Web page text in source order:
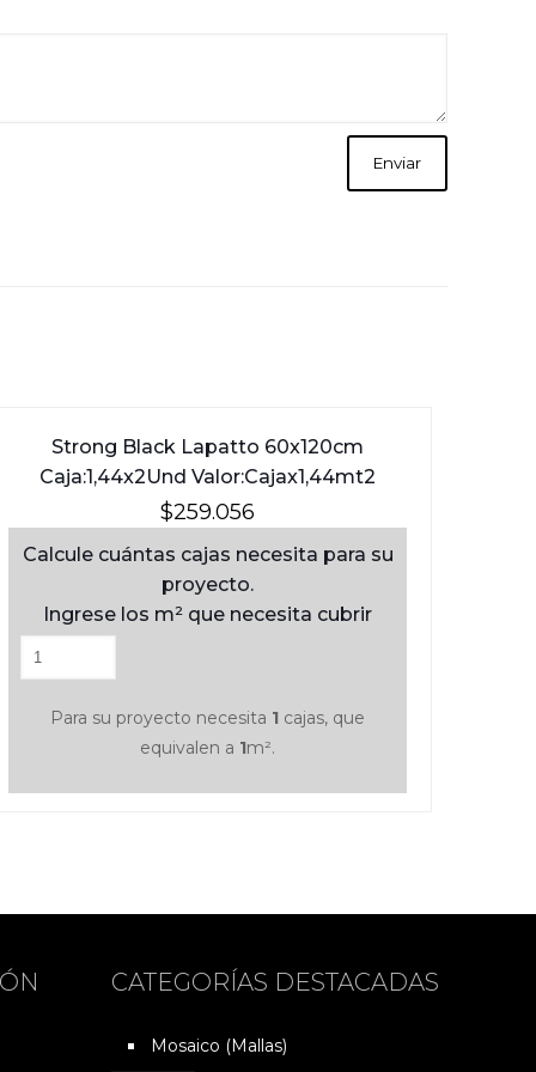
Strong Black Lapatto 60x120cm
Caja:1,44x2Und Valor:Cajax1,44mt2
$259.056
Calcule cuántas cajas necesita para su
proyecto.
Ingrese los m² que necesita cubrir
Para su proyecto necesita 1 cajas, que
equivalen a 1m².
CATEGORÍAS DESTACADAS
Mosaico (Mallas)